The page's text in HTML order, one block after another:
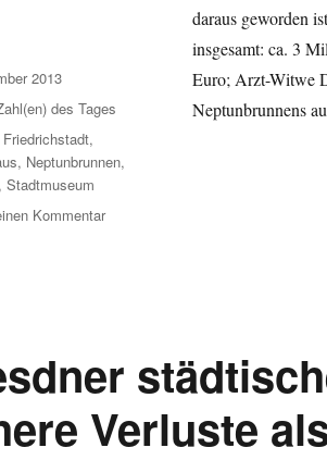
daraus geworden
insgesamt: ca. 3
Euro; Arzt-Witwe
Neptunbrunnens
2013
des Tages
Friedrichstadt,
, Neptunbrunnen,
,Stadtmuseum
Kommentarzu
3
Mio.
Euro
Verluste